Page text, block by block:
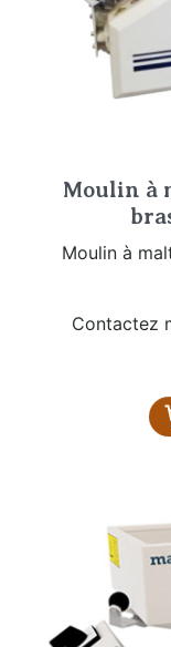
Moulin à
Moulin à
Contactez